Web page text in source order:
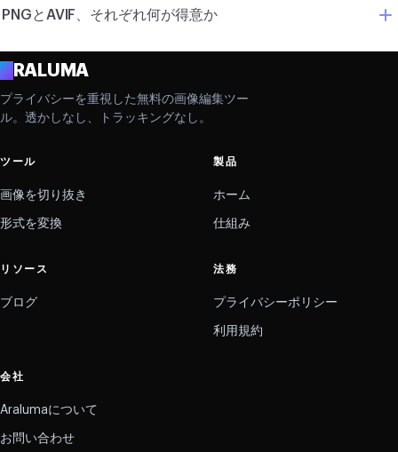
PNGとAVIF、それぞれ何が得意か
ARALUMA
プライバシーを重視した無料の画像編集ツー
ル。透かしなし、トラッキングなし。
ツール
画像を切り抜き
形式を変換
製品
ホーム
仕組み
リソース
ブログ
法務
プライバシーポリシー
利用規約
会社
Aralumaについて
お問い合わせ